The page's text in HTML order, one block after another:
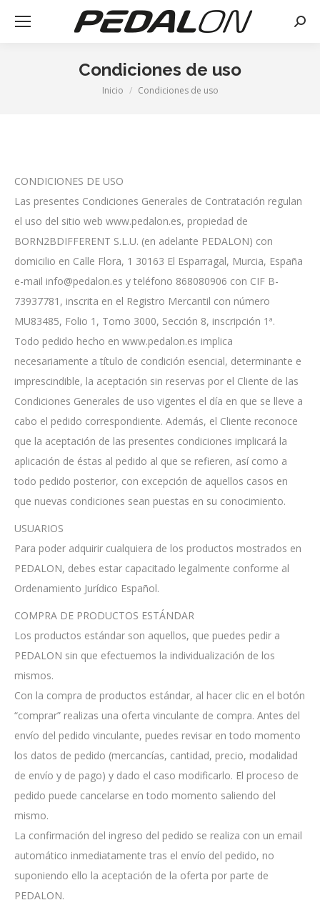
Condiciones de uso
Estás aquí:
Inicio Condiciones de uso
CONDICIONES DE USO
Las presentes Condiciones Generales de Contratación regulan
el uso del sitio web www.pedalon.es, propiedad de
BORN2BDIFFERENT S.L.U. (en adelante PEDALON) con
domicilio en Calle Flora, 1 30163 El Esparragal, Murcia, España
e-mail info@pedalon.es y teléfono 868080906 con CIF B-
73937781, inscrita en el Registro Mercantil con número
MU83485, Folio 1, Tomo 3000, Sección 8, inscripción 1ª.
Todo pedido hecho en www.pedalon.es implica
necesariamente a título de condición esencial, determinante e
imprescindible, la aceptación sin reservas por el Cliente de las
Condiciones Generales de uso vigentes el día en que se lleve a
cabo el pedido correspondiente. Además, el Cliente reconoce
que la aceptación de las presentes condiciones implicará la
aplicación de éstas al pedido al que se refieren, así como a
todo pedido posterior, con excepción de aquellos casos en
que nuevas condiciones sean puestas en su conocimiento.
USUARIOS
Para poder adquirir cualquiera de los productos mostrados en
PEDALON, debes estar capacitado legalmente conforme al
Ordenamiento Jurídico Español.
COMPRA DE PRODUCTOS ESTÁNDAR
Los productos estándar son aquellos, que puedes pedir a
PEDALON sin que efectuemos la individualización de los
mismos.
Con la compra de productos estándar, al hacer clic en el botón
“comprar” realizas una oferta vinculante de compra. Antes del
envío del pedido vinculante, puedes revisar en todo momento
los datos de pedido (mercancías, cantidad, precio, modalidad
de envío y de pago) y dado el caso modificarlo. El proceso de
pedido puede cancelarse en todo momento saliendo del
mismo.
La confirmación del ingreso del pedido se realiza con un email
automático inmediatamente tras el envío del pedido, no
suponiendo ello la aceptación de la oferta por parte de
PEDALON.